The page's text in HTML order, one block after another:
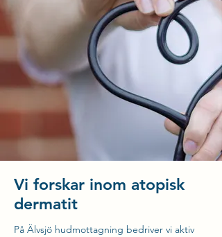
Vi forskar inom atopisk
dermatit
På Älvsjö hudmottagning bedriver vi aktiv